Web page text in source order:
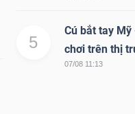
5
Cú bắt tay
chơi trên thị
07/08 11:13